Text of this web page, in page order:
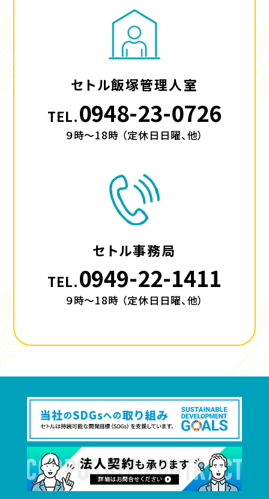
セトル飯塚管理人室
TEL.0948-23-0726
９時～18時 （定休日日曜、他）
セトル事務局
TEL.0949-22-1411
９時～18時 （定休日日曜、他）